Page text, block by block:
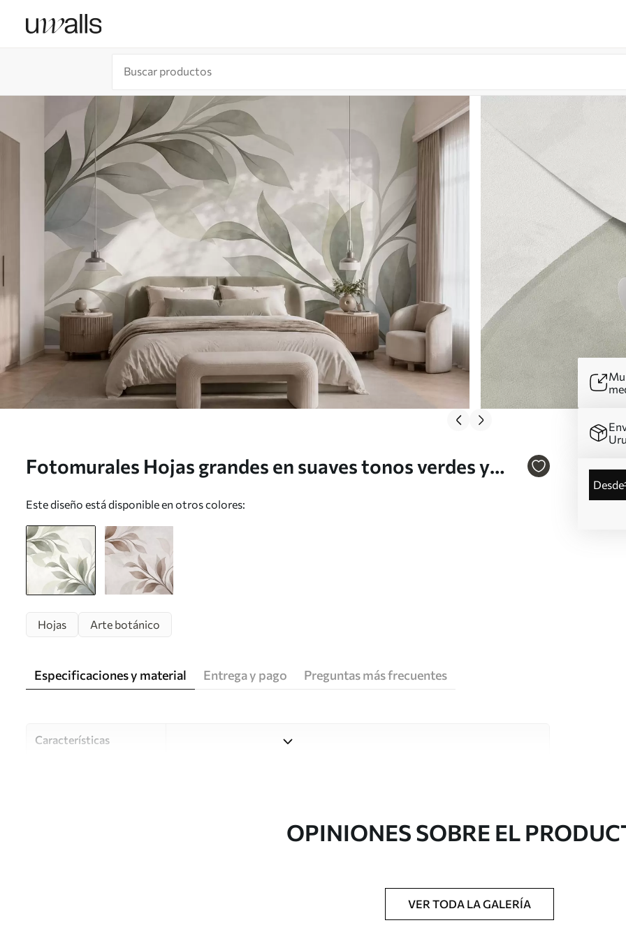
Fotomurales Hojas grandes en suaves tonos verdes y
Este diseño está disponible en otros colores:
desde
Hojas Arte botánico
Especificaciones y material Entrega y pago Preguntas más frecuentes
Características
Estudio de diseño Uwalls
Impreso bajo pedido y entregado en rollos de hasta 50 cm de ancho.
OPINIONES SOBRE EL
VER TODA LA GALERÍA